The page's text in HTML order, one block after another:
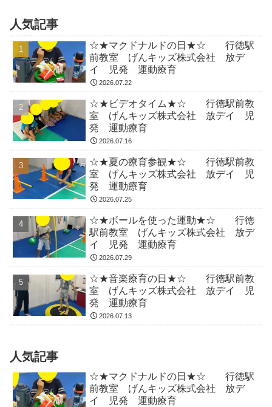
人気記事
☆★マクドナルドの日★☆ 行徳駅
前教室 げんキッズ株式会社 放デ
イ 児発 運動療育
2026.07.22
☆★ビデオタイム★☆ 行徳駅前教
室 げんキッズ株式会社 放デイ 児
発 運動療育
2026.07.16
☆★夏の療育参観★☆ 行徳駅前教
室 げんキッズ株式会社 放デイ 児
発 運動療育
2026.07.25
☆★ボールを使った運動★☆ 行徳
駅前教室 げんキッズ株式会社 放デ
イ 児発 運動療育
2026.07.29
☆★音楽療育の日★☆ 行徳駅前教
室 げんキッズ株式会社 放デイ 児
発 運動療育
2026.07.13
人気記事
☆★マクドナルドの日★☆ 行徳駅
前教室 げんキッズ株式会社 放デ
イ 児発 運動療育